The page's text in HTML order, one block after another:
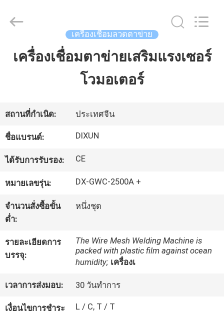
บ้าน
การ
แสดง
เกี่ยว
เรา
Mesh
เครื่องเชื่อมลวดตาข่าย
เครื่องเชื่อมตาข่ายเสริมแรงเซอร์
โวมอเตอร์
สถานที่กำเนิด: ประเทศจีน
ชื่อแบรนด์: DIXUN
ได้รับการรับรอง: CE
หมายเลขรุ่น: DX-GWC-2500A +
จำนวนสั่งซื้อขั้น
ต่ำ:
หนึ่งชุด
รายละเอียดการ
บรรจุ:
The Wire Mesh Welding Machine is
packed with plastic film against ocean
humidity; เครื่องเ
เวลาการส่งมอบ: 30 วันทำการ
เงื่อนไขการชำระ
L / C, T / T